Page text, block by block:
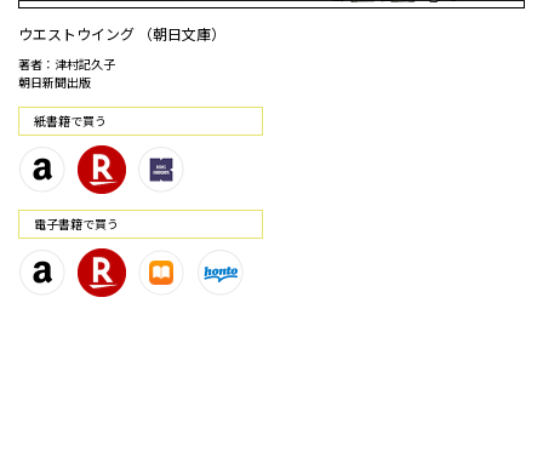
ウエストウイング （朝日文庫）
著者：津村記久子
朝日新聞出版
紙書籍で買う
電⼦書籍で買う